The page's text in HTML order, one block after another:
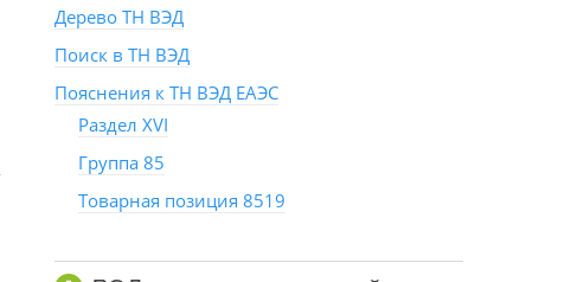
Дерево ТН ВЭД
Поиск в ТН ВЭД
Пояснения к ТН ВЭД ЕАЭС
Раздел XVI
Группа 85
Товарная позиция 8519